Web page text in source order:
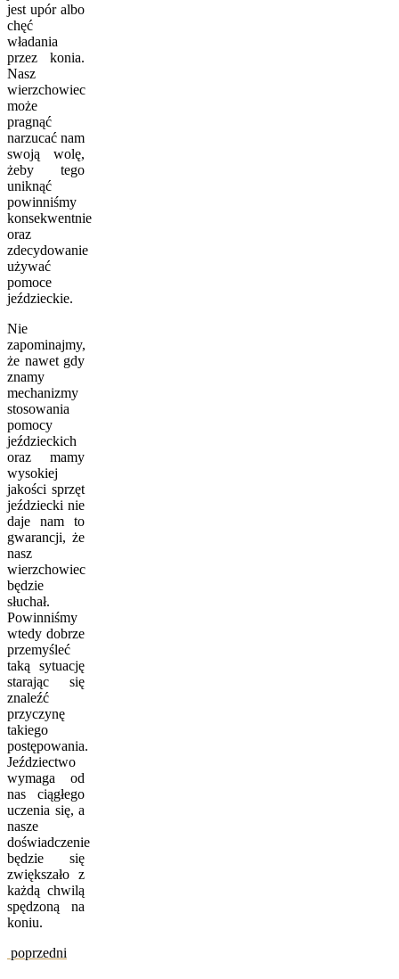
jest upór albo
chęć
władania
przez konia.
Nasz
wierzchowiec
może
pragnąć
narzucać nam
swoją wolę,
żeby tego
uniknąć
powinniśmy
konsekwentnie
oraz
zdecydowanie
używać
pomoce
jeździeckie.
Nie
zapominajmy,
że nawet gdy
znamy
mechanizmy
stosowania
pomocy
jeździeckich
oraz mamy
wysokiej
jakości sprzęt
jeździecki nie
daje nam to
gwarancji, że
nasz
wierzchowiec
będzie
słuchał.
Powinniśmy
wtedy dobrze
przemyśleć
taką sytuację
starając się
znaleźć
przyczynę
takiego
postępowania.
Jeździectwo
wymaga od
nas ciągłego
uczenia się, a
nasze
doświadczenie
będzie się
zwiększało z
każdą chwilą
spędzoną na
koniu.
poprzedni